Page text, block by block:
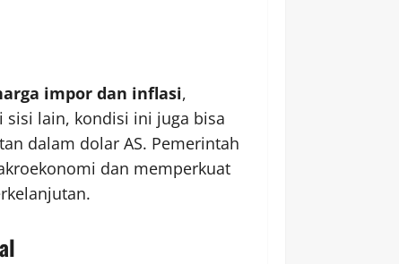
impor dan inflasi,
lain, kondisi ini juga bisa
dalam dolar AS. Pemerintah
dan memperkuat